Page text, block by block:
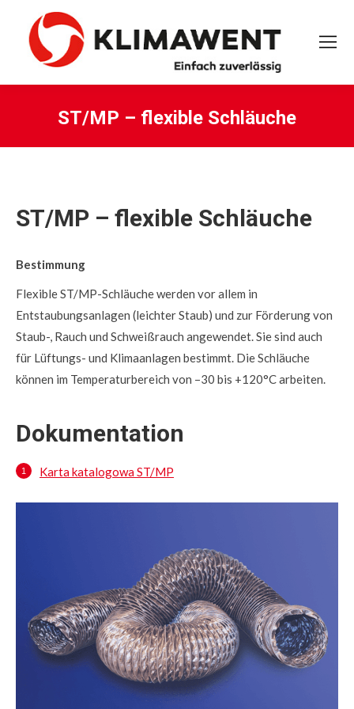
ST/MP – flexible Schläuche
ST/MP – flexible Schläuche
Bestimmung
Flexible ST/MP-Schläuche werden vor allem in
Entstaubungsanlagen (leichter Staub) und zur Förderung von
Staub-, Rauch und Schweißrauch angewendet. Sie sind auch
für Lüftungs- und Klimaanlagen bestimmt. Die Schläuche
können im Temperaturbereich von –30 bis +120°C arbeiten.
Dokumentation
Karta katalogowa ST/MP